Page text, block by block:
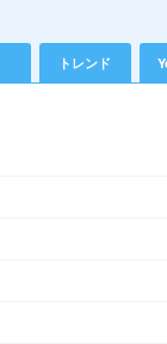
トレンド